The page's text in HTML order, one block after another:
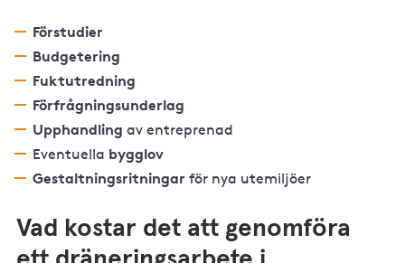
Förstudier
Budgetering
Fuktutredning
Förfrågningsunderlag
Upphandling av entreprenad
Eventuella bygglov
Gestaltningsritningar för nya utemiljöer
Vad kostar det att genomföra